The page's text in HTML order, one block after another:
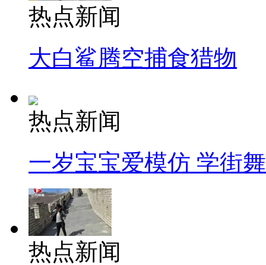
热点新闻
大白鲨腾空捕食猎物
热点新闻
一岁宝宝爱模仿 学街
热点新闻